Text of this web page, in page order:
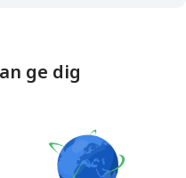
ge dig